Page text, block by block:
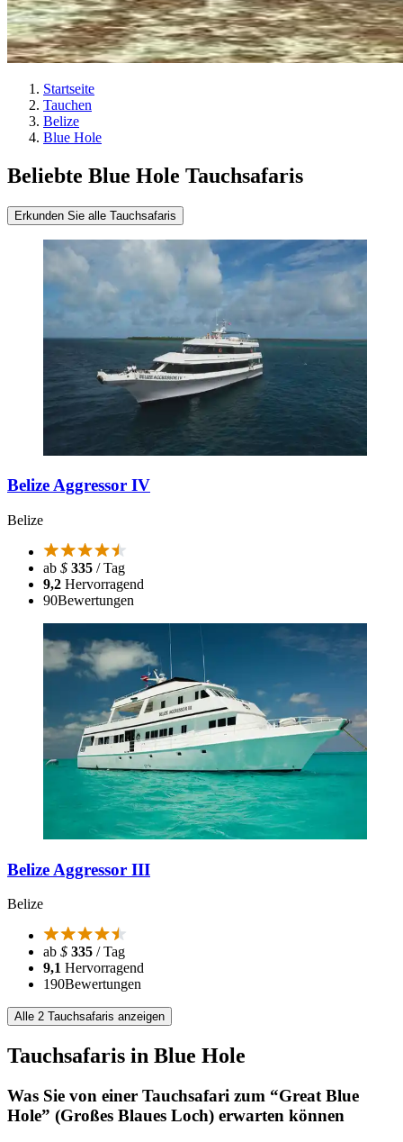
Startseite
Tauchen
Belize
Blue Hole
Beliebte Blue Hole Tauchsafaris
Erkunden Sie alle Tauchsafaris
Belize Aggressor IV
Belize
ab $ 335 / Tag
9,2 Hervorragend
90Bewertungen
Belize Aggressor III
Belize
ab $ 335 / Tag
9,1 Hervorragend
190Bewertungen
Alle 2 Tauchsafaris anzeigen
Tauchsafaris in Blue Hole
Was Sie von einer Tauchsafari zum “Great Blue
Hole” (Großes Blaues Loch) erwarten können